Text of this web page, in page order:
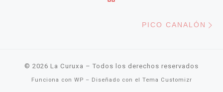
PICO CANALÓN
© 2026 La Curuxa – Todos los derechos reservados
Funciona con WP – Diseñado con el Tema Customizr